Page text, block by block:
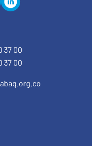
37 00
37 00